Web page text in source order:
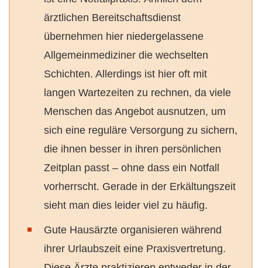
ärztlichen Bereitschaftsdienst
übernehmen hier niedergelassene
Allgemeinmediziner die wechselten
Schichten. Allerdings ist hier oft mit
langen Wartezeiten zu rechnen, da viele
Menschen das Angebot ausnutzen, um
sich eine reguläre Versorgung zu sichern,
die ihnen besser in ihren persönlichen
Zeitplan passt – ohne dass ein Notfall
vorherrscht. Gerade in der Erkältungszeit
sieht man dies leider viel zu häufig.
Gute Hausärzte organisieren während
ihrer Urlaubszeit eine Praxisvertretung.